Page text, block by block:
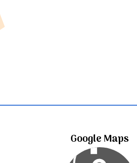
Google Maps